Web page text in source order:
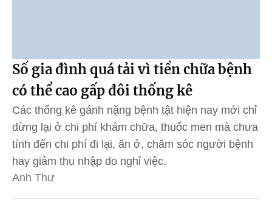
Số gia đình quá tải vì tiền chữa bệnh
có thể cao gấp đôi thống kê
Các thống kê gánh nặng bệnh tật hiện nay mới chỉ
dừng lại ở chi phí khám chữa, thuốc men mà chưa
tính đến chi phí đi lại, ăn ở, chăm sóc người bệnh
hay giảm thu nhập do nghỉ việc.
Anh Thư